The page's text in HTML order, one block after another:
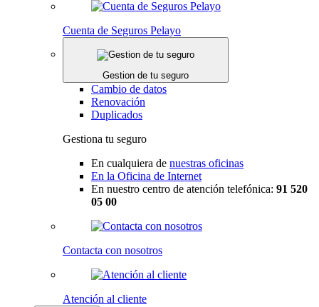
Cuenta de Seguros Pelayo
Gestion de tu seguro
Cambio de datos
Renovación
Duplicados
Gestiona tu seguro
En cualquiera de nuestras oficinas
En la Oficina de Internet
En nuestro centro de atención telefónica: 91 520
05 00
Contacta con nosotros
Atención al cliente